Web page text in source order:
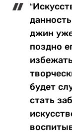
джин
поздно
будет
стать